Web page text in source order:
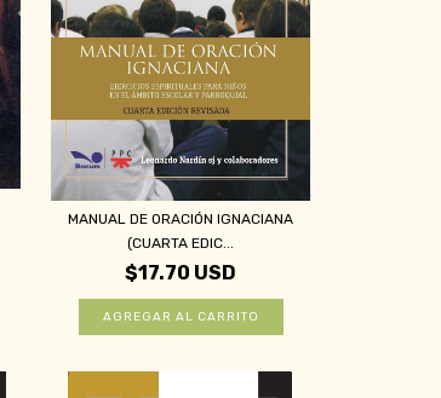
MANUAL DE ORACIÓN IGNACIANA
(CUARTA EDIC...
$17.70 USD